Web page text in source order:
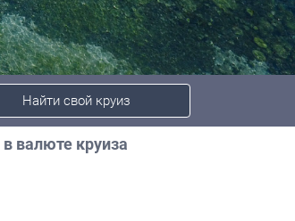
Найти свой круиз
в валюте круиза